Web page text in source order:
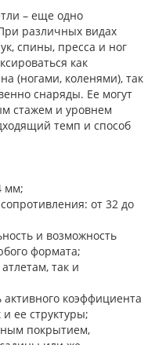
– еще одно
различных видах
спины, пресса и ног
как
(ногами, коленями), так
снаряды. Ее могут
стажем и уровнем
темп и способ
мм;
от 32 до
и возможность
формата;
так и
коэффициента
ее структуры;
покрытием,